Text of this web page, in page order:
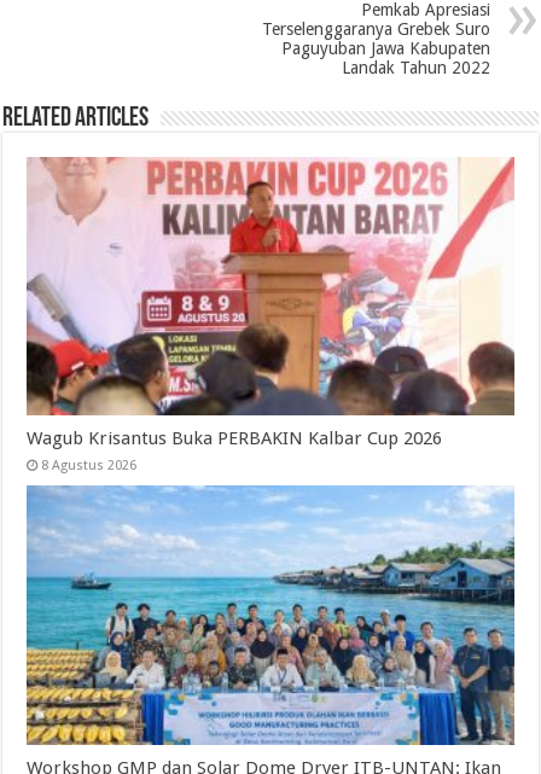
Pemkab Apresiasi
Terselenggaranya Grebek Suro
Paguyuban Jawa Kabupaten
Landak Tahun 2022
Related Articles
Wagub Krisantus Buka PERBAKIN Kalbar Cup 2026
8 Agustus 2026
Workshop GMP dan Solar Dome Dryer ITB-UNTAN: Ikan